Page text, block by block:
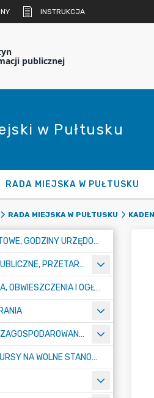
INSTRUKCJA
publicznej
w Pułtusku
RADA MIEJSKA W PUŁTUSKU
RADA MIEJSKA W PUŁTUSKU
DANE KONTAKTOWE, GODZINY URZĘDOWANIA I NUMER KONTA BANKOWEGO
ZAMÓWIENIA PUBLICZNE, PRZETARGI, KONKURSY
ZAWIADOMIENIA, OBWIESZCZENIA I OGŁOSZENIA
PLANOWANIE I ZAGOSPODAROWANIE PRZESTRZENNE
PRACA - KONKURSY NA WOLNE STANOWISKA